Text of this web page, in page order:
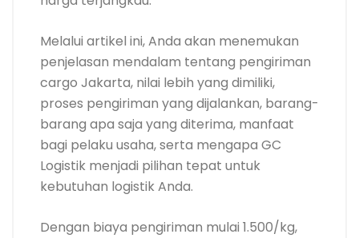
Melalui artikel ini, Anda akan menemukan
penjelasan mendalam tentang pengiriman
cargo Jakarta, nilai lebih yang dimiliki,
proses pengiriman yang dijalankan, barang-
barang apa saja yang diterima, manfaat
bagi pelaku usaha, serta mengapa GC
Logistik menjadi pilihan tepat untuk
kebutuhan logistik Anda.
Dengan biaya pengiriman mulai 1.500/kg,